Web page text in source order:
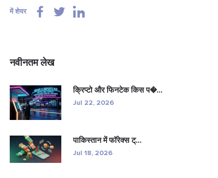
में शेयर
नवीनतम लेख
क्रिप्टो और फिनटेक किस प�...
Jul 22, 2026
पाकिस्तान में फॉरेक्स ट्...
Jul 18, 2026